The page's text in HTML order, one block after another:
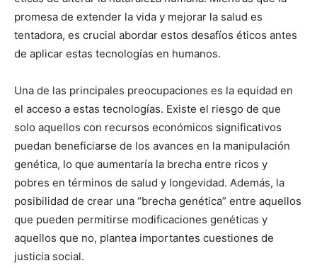
promesa de extender la vida y mejorar la salud es
tentadora, es crucial abordar estos desafíos éticos antes
de aplicar estas tecnologías en humanos.
Una de las principales preocupaciones es la equidad en
el acceso a estas tecnologías. Existe el riesgo de que
solo aquellos con recursos económicos significativos
puedan beneficiarse de los avances en la manipulación
genética, lo que aumentaría la brecha entre ricos y
pobres en términos de salud y longevidad. Además, la
posibilidad de crear una “brecha genética” entre aquellos
que pueden permitirse modificaciones genéticas y
aquellos que no, plantea importantes cuestiones de
justicia social.